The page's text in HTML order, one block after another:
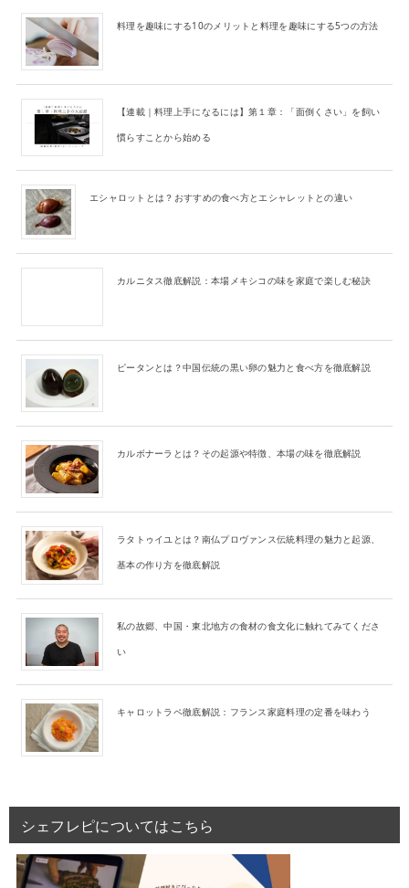
料理を趣味にする10のメリットと料理を趣味にする5つの方法
【連載｜料理上手になるには】第１章：「面倒くさい」を飼い
慣らすことから始める
エシャロットとは？おすすめの食べ方とエシャレットとの違い
カルニタス徹底解説：本場メキシコの味を家庭で楽しむ秘訣
ピータンとは？中国伝統の黒い卵の魅力と食べ方を徹底解説
カルボナーラとは？その起源や特徴、本場の味を徹底解説
ラタトゥイユとは？南仏プロヴァンス伝統料理の魅力と起源、
基本の作り方を徹底解説
私の故郷、中国・東北地方の食材の食文化に触れてみてくださ
い
キャロットラペ徹底解説：フランス家庭料理の定番を味わう
シェフレピについてはこちら